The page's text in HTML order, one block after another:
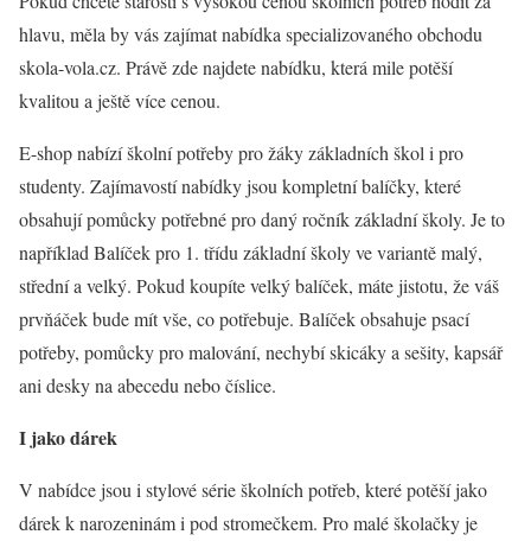
hlavu, měla by vás zajímat nabídka specializovaného obchodu
skola-vola.cz. Právě zde najdete nabídku, která mile potěší
kvalitou a ještě více cenou.
E-shop nabízí školní potřeby pro žáky základních škol i pro
studenty. Zajímavostí nabídky jsou kompletní balíčky, které
obsahují pomůcky potřebné pro daný ročník základní školy. Je to
například Balíček pro 1. třídu základní školy ve variantě malý,
střední a velký. Pokud koupíte velký balíček, máte jistotu, že váš
prvňáček bude mít vše, co potřebuje. Balíček obsahuje psací
potřeby, pomůcky pro malování, nechybí skicáky a sešity, kapsář
ani desky na abecedu nebo číslice.
I jako dárek
V nabídce jsou i stylové série školních potřeb, které potěší jako
dárek k narozeninám i pod stromečkem. Pro malé školačky je